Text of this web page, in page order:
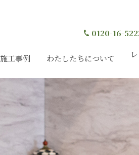
0120-16-
施工事例 わたしたちについて